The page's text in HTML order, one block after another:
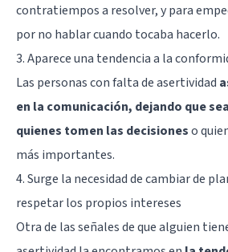
contratiempos a resolver, y para
por no hablar cuando tocaba hacerlo.
3. Aparece una tendencia a la
Las personas con falta de asertividad
en la comunicación, dejando que
quienes tomen las decisioneso
más importantes.
4. Surge la necesidad de cambiar de
respetar los propios intereses
Otra de las señales de que alguien